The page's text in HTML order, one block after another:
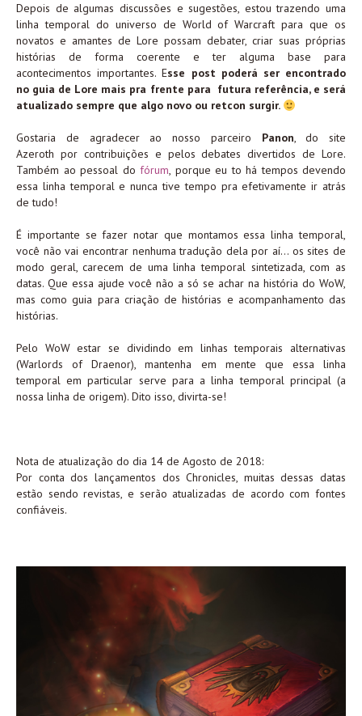
Depois de algumas discussões e sugestões, estou trazendo uma
linha temporal do universo de World of Warcraft para que os
novatos e amantes de Lore possam debater, criar suas próprias
histórias de forma coerente e ter alguma base para
acontecimentos importantes. Esse post poderá ser encontrado
no guia de Lore mais pra frente para futura referência, e será
atualizado sempre que algo novo ou retcon surgir.
Gostaria de agradecer ao nosso parceiro Panon, do site
Azeroth por contribuições e pelos debates divertidos de Lore.
Também ao pessoal do fórum, porque eu to há tempos devendo
essa linha temporal e nunca tive tempo pra efetivamente ir atrás
de tudo!
É importante se fazer notar que montamos essa linha temporal,
você não vai encontrar nenhuma tradução dela por aí… os sites de
modo geral, carecem de uma linha temporal sintetizada, com as
datas. Que essa ajude você não a só se achar na história do WoW,
mas como guia para criação de histórias e acompanhamento das
histórias.
Pelo WoW estar se dividindo em linhas temporais alternativas
(Warlords of Draenor), mantenha em mente que essa linha
temporal em particular serve para a linha temporal principal (a
nossa linha de origem). Dito isso, divirta-se!
Nota de atualização do dia 14 de Agosto de 2018:
Por conta dos lançamentos dos Chronicles, muitas dessas datas
estão sendo revistas, e serão atualizadas de acordo com fontes
confiáveis.